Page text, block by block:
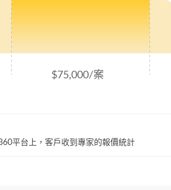
$75,000/案
平台上，客戶收到專家的報價統計